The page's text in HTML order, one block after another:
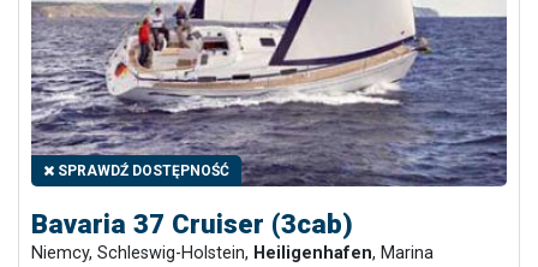
SPRAWDŹ DOSTĘPNOŚĆ
Bavaria 37 Cruiser (3cab)
Niemcy, Schleswig-Holstein, Heiligenhafen, Marina